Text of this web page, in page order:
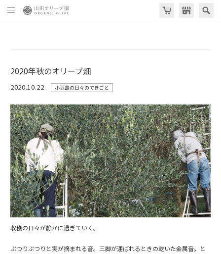
2020年秋のオリーブ畑
2020.10.22 小豆島の日々のできごと
収穫の日々が静かに過ぎていく。
ぷつりぷつりと実が摘まれる音。三脚が運ばれるときの乾いた金属音。と